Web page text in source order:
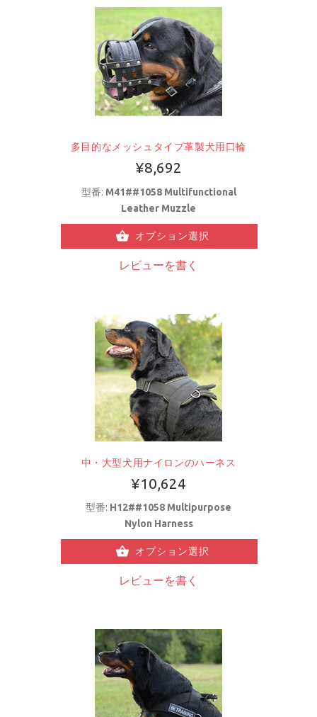
多目的なメッシュタイプ革製犬用口輪
¥8,692
型番: M41##1058 Multifunctional
Leather Muzzle
オプション選択
レビューを書く
中・大型犬用ナイロンのハーネス
¥10,624
型番: H12##1058 Multipurpose
Nylon Harness
オプション選択
レビューを書く